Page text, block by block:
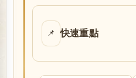
📌 快速重點